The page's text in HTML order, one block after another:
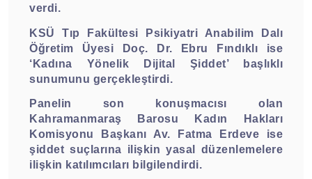
verdi.
KSÜ Tıp Fakültesi Psikiyatri Anabilim Dalı
Öğretim Üyesi Doç. Dr. Ebru Fındıklı ise
‘Kadına Yönelik Dijital Şiddet’ başlıklı
sunumunu gerçekleştirdi.
Panelin son konuşmacısı olan
Kahramanmaraş Barosu Kadın Hakları
Komisyonu Başkanı Av. Fatma Erdeve ise
şiddet suçlarına ilişkin yasal düzenlemelere
ilişkin katılımcıları bilgilendirdi.